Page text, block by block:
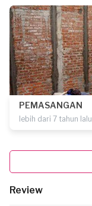
PEMASANGAN
lebih dari 7 tahun lalu
Review